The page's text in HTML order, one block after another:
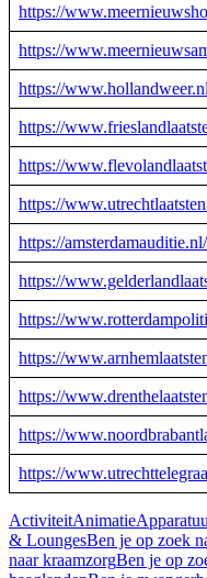
https://
https://
https://
https://
https://
https://
https://
https://
https://
https://
https://
https://
https://
ActiviteitAnimatie
& LoungesBen je op zoek
naar kraamzorgBen je op